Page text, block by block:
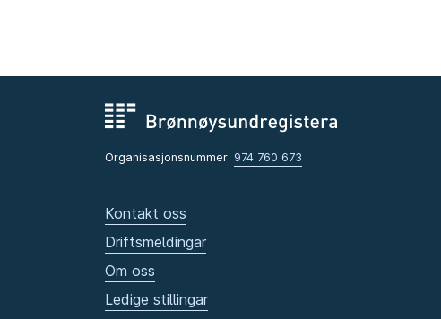
Organisasjonsnummer: 974 760 673
Kontakt oss
Driftsmeldingar
Om oss
Ledige stillingar